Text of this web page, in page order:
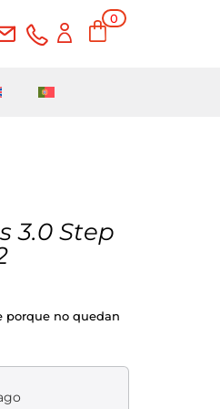
0
ele
3.0 Step
porque no quedan